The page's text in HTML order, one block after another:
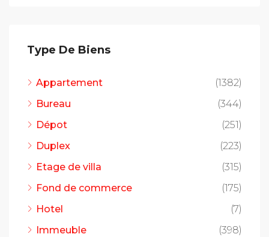
Type De Biens
Appartement
(1382)
Bureau
(344)
Dépot
(251)
Duplex
(223)
Etage de villa
(315)
Fond de commerce
(175)
Hotel
(7)
Immeuble
(398)